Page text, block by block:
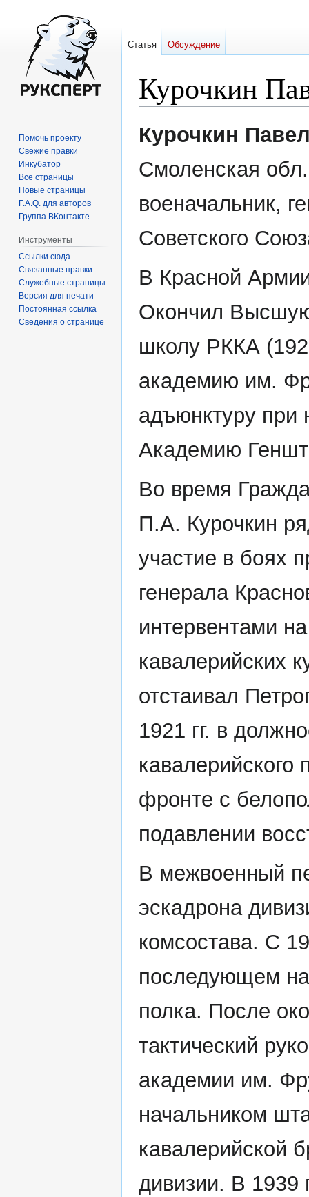
Курочкин
Перейти
к
Перейти
кКурочкин
Смоленская
военачальник,
Советского
В Красной
Окончил
школу РККА
академию им.
адъюнктуру при
Академию
Во время
П.А. Курочкин
участие в боях
генерала
интервентами
кавалерийских
отстаивал
1921 гг. в
фронте с
подавлении
В межвоенный
эскадрона
комсостава. С
последующем
полка. После
тактический
академии им.
начальником
кавалерийской
дивизии. В 1939
Статья Обсуждение
Помочь проекту
Свежие правки
Инкубатор
Все страницы
Новые страницы
F.A.Q. для авторов
Группа ВКонтакте
Инструменты
Ссылки сюда
Связанные правки
Служебные страницы
Версия для печати
Постоянная ссылка
Сведения о странице